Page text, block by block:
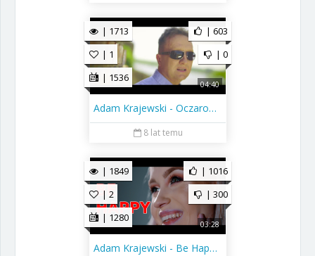
| 1713
| 1
| 1536
| 603
| 0
04:40
Adam Krajewski - Oczarowałaś Mnie (Official Video Clip) 2016
8 lat temu
| 1849
| 2
| 1280
| 1016
| 300
03:28
Adam Krajewski - Be Happy (Official Video Clip) 2019